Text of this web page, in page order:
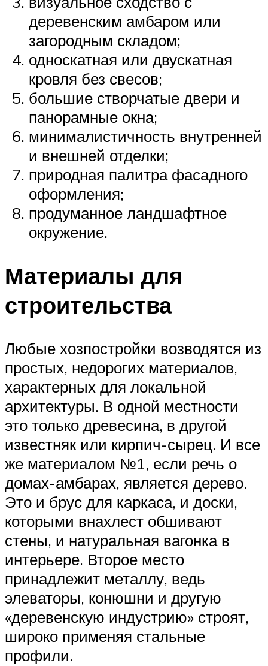
деревенским амбаром или
загородным складом;
односкатная или двускатная
кровля без свесов;
большие створчатые двери и
панорамные окна;
минималистичность внутренней
и внешней отделки;
природная палитра фасадного
оформления;
продуманное ландшафтное
окружение.
Материалы для
строительства
Любые хозпостройки возводятся из
простых, недорогих материалов,
характерных для локальной
архитектуры. В одной местности
это только древесина, в другой
известняк или кирпич-сырец. И все
же материалом №1, если речь о
домах-амбарах, является дерево.
Это и брус для каркаса, и доски,
которыми внахлест обшивают
стены, и натуральная вагонка в
интерьере. Второе место
принадлежит металлу, ведь
элеваторы, конюшни и другую
«деревенскую индустрию» строят,
широко применяя стальные
профили.